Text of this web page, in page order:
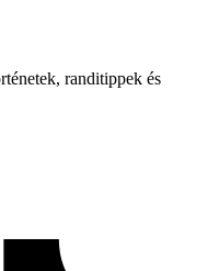
randitippek és